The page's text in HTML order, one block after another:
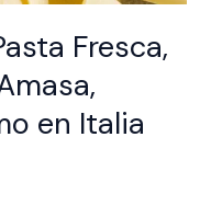
Fresca,
en Italia